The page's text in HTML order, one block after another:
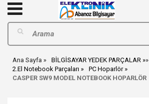
Ana Sayfa BİLGİSAYAR YEDEK PARÇALAR
»
2.El Notebook Parçaları
PC Hoparlör
CASPER SW9 MODEL NOTEBOOK HOPARLÖR